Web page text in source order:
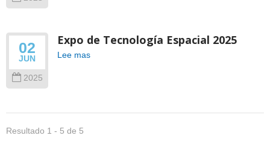
02
JUN
2025
Expo de Tecnología Espacial 2025
Lee mas
Resultado 1 - 5 de 5